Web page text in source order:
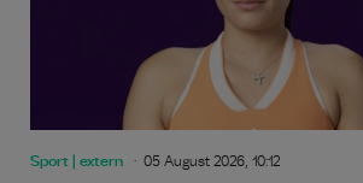
Sport | extern 05 August 2026, 10:12